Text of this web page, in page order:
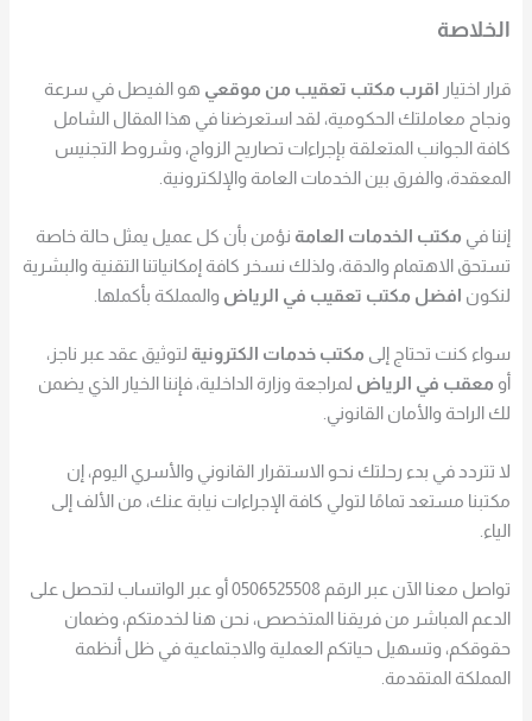
الخلاصة
قرار اختيار اقرب مكتب تعقيب من موقعي هو الفيصل في سرعة
ونجاح معاملتك الحكومية، لقد استعرضنا في هذا المقال الشامل
كافة الجوانب المتعلقة بإجراءات تصاريح الزواج، وشروط التجنيس
المعقدة، والفرق بين الخدمات العامة والإلكترونية.
إننا في مكتب الخدمات العامة نؤمن بأن كل عميل يمثل حالة خاصة
تستحق الاهتمام والدقة، ولذلك نسخر كافة إمكانياتنا التقنية والبشرية
لنكون افضل مكتب تعقيب في الرياض والمملكة بأكملها.
سواء كنت تحتاج إلى مكتب خدمات الكترونية لتوثيق عقد عبر ناجز،
أو معقب في الرياض لمراجعة وزارة الداخلية، فإننا الخيار الذي يضمن
لك الراحة والأمان القانوني.
لا تتردد في بدء رحلتك نحو الاستقرار القانوني والأسري اليوم، إن
مكتبنا مستعد تمامًا لتولي كافة الإجراءات نيابة عنك، من الألف إلى
الياء.
تواصل معنا الآن عبر الرقم 0506525508 أو عبر الواتساب لتحصل على
الدعم المباشر من فريقنا المتخصص، نحن هنا لخدمتكم، وضمان
حقوقكم، وتسهيل حياتكم العملية والاجتماعية في ظل أنظمة
المملكة المتقدمة.